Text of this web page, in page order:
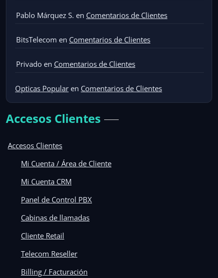
Pablo Márquez S. en Comentarios de Clientes
BitsTelecom en Comentarios de Clientes
Privado en Comentarios de Clientes
Opticas Popular en Comentarios de Clientes
Accesos Clientes
Accesos Clientes
Mi Cuenta / Área de Cliente
Mi Cuenta CRM
Panel de Control PBX
Cabinas de llamadas
Cliente Retail
Telecom Reseller
Billing / Facturación